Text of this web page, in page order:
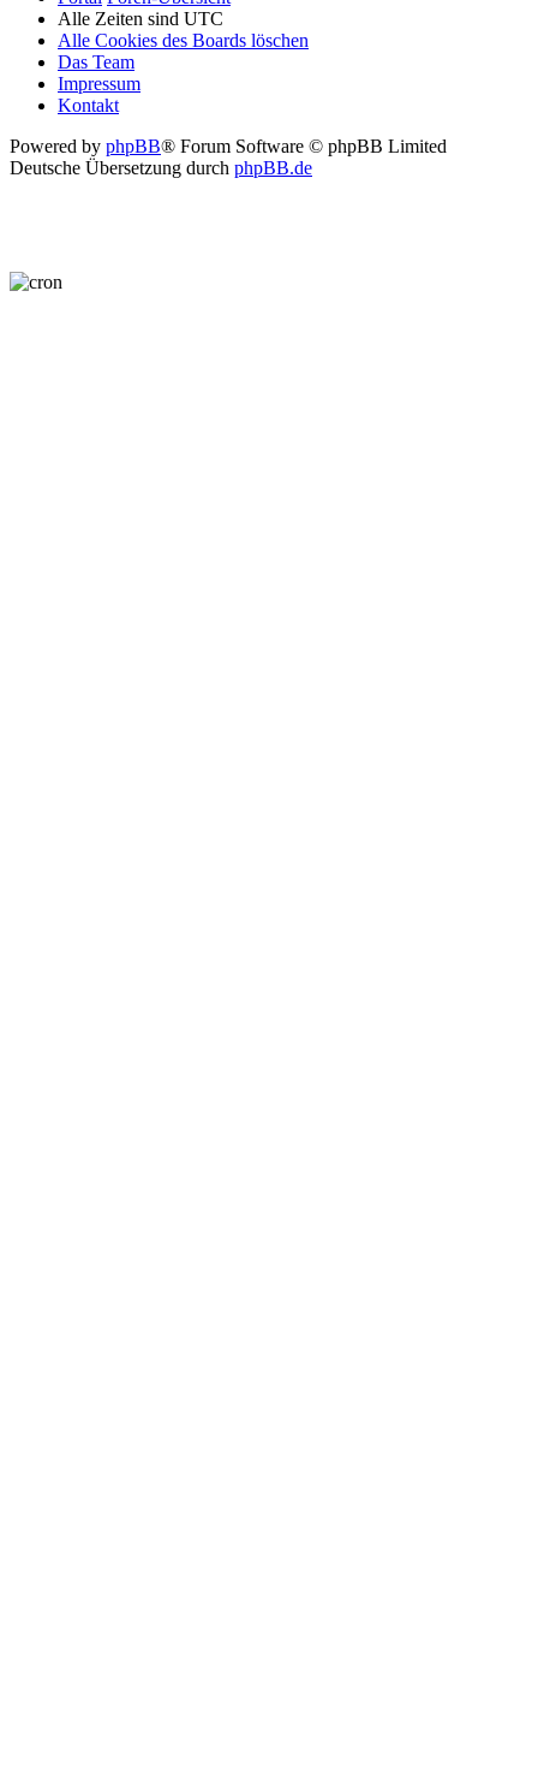
Alle Zeiten sind UTC
Alle Cookies des Boards löschen
Das Team
Impressum
Kontakt
Powered by phpBB® Forum Software © phpBB Limited
Deutsche Übersetzung durch phpBB.de